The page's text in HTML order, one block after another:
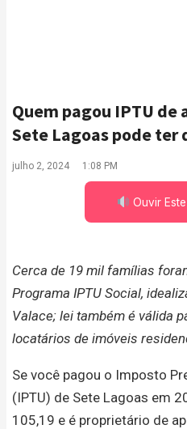
Quem pagou IPTU de
Sete Lagoas pode
julho 2, 2024 1:08 PM
Ouvir
Cerca de 19 mil famílias
Programa IPTU Social,
Valace; lei também é válida
locatários de imóveis
Se você pagou o Imposto
(IPTU) de Sete Lagoas em
105,19 e é proprietário de